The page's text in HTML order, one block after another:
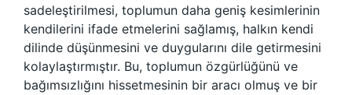
sadeleştirilmesi, toplumun daha geniş kesimlerinin
kendilerini ifade etmelerini sağlamış, halkın kendi
dilinde düşünmesini ve duygularını dile getirmesini
kolaylaştırmıştır. Bu, toplumun özgürlüğünü ve
bağımsızlığını hissetmesinin bir aracı olmuş ve bir